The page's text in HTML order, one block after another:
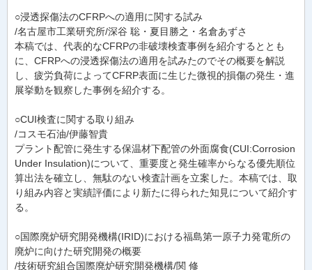
○浸透探傷法のCFRPへの適用に関する試み
/名古屋市工業研究所/深谷 聡・夏目勝之・名倉あずさ
本稿では、代表的なCFRPの非破壊検査事例を紹介するととも
に、CFRPへの浸透探傷法の適用を試みたのでその概要を解説
し、疲労負荷によってCFRP表面に生じた微視的損傷の発生・進
展挙動を観察した事例を紹介する。
○CUI検査に関する取り組み
/コスモ石油/伊藤智貴
プラント配管に発生する保温材下配管の外面腐食(CUI:Corrosion
Under Insulation)について、重要度と発生確率からなる優先順位
算出法を確立し、無駄のない検査計画を立案した。本稿では、取
り組み内容と実績評価により新たに得られた知見について紹介す
る。
○国際廃炉研究開発機構(IRID)における福島第一原子力発電所の
廃炉に向けた研究開発の概要
/技術研究組合国際廃炉研究開発機構/関 修